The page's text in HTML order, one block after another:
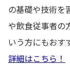
の基礎や技術を
や飲食従事者の
いう方にもおす
詳細はこちら！